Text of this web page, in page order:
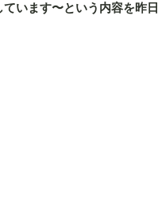
います〜という内容を昨